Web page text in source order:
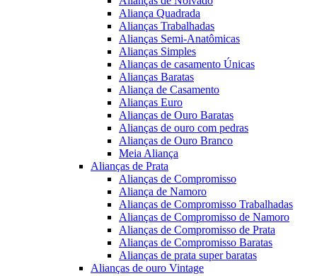
Aliança Quadrada
Alianças Trabalhadas
Alianças Semi-Anatômicas
Alianças Simples
Alianças de casamento Únicas
Alianças Baratas
Aliança de Casamento
Alianças Euro
Alianças de Ouro Baratas
Alianças de ouro com pedras
Alianças de Ouro Branco
Meia Aliança
Alianças de Prata
Alianças de Compromisso
Aliança de Namoro
Alianças de Compromisso Trabalhadas
Alianças de Compromisso de Namoro
Alianças de Compromisso de Prata
Alianças de Compromisso Baratas
Alianças de prata super baratas
Alianças de ouro Vintage